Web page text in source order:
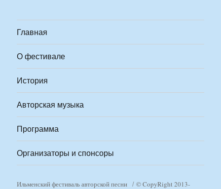
Главная
О фестивале
История
Авторская музыка
Программа
Организаторы и спонсоры
Ильменский фестиваль авторской песни © CopyRight 2013-